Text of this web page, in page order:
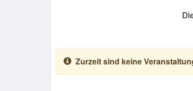
Zurzeit sind keine